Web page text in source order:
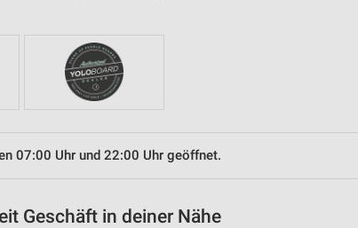
07:00 Uhr und 22:00 Uhr geöffnet.
Geschäft in deiner Nähe